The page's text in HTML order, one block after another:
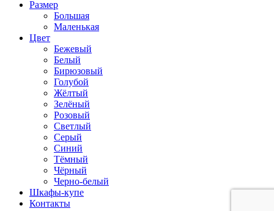
Размер
Большая
Маленькая
Цвет
Бежевый
Белый
Бирюзовый
Голубой
Жёлтый
Зелёный
Розовый
Светлый
Серый
Синий
Тёмный
Чёрный
Черно-белый
Шкафы-купе
Контакты